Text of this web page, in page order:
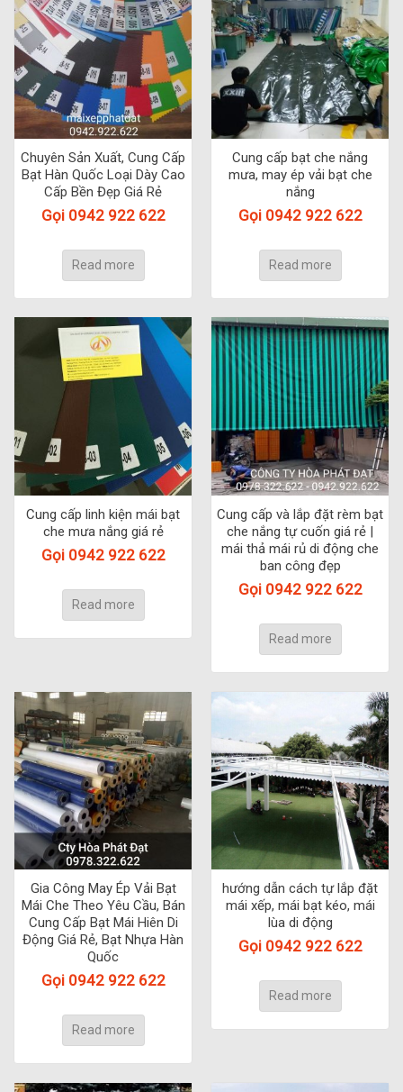
Chuyên Sản Xuất, Cung Cấp
Bạt Hàn Quốc Loại Dày Cao
Cấp Bền Đẹp Giá Rẻ
Gọi 0942 922 622
Read more
Cung cấp bạt che nắng
mưa, may ép vải bạt che
nắng
Gọi 0942 922 622
Read more
Cung cấp linh kiện mái bạt
che mưa nắng giá rẻ
Gọi 0942 922 622
Read more
Cung cấp và lắp đặt rèm bạt
che nắng tự cuốn giá rẻ |
mái thả mái rủ di động che
ban công đẹp
Gọi 0942 922 622
Read more
Gia Công May Ép Vải Bạt
Mái Che Theo Yêu Cầu, Bán
Cung Cấp Bạt Mái Hiên Di
Động Giá Rẻ, Bạt Nhựa Hàn
Quốc
Gọi 0942 922 622
Read more
hướng dẫn cách tự lắp đặt
mái xếp, mái bạt kéo, mái
lùa di động
Gọi 0942 922 622
Read more